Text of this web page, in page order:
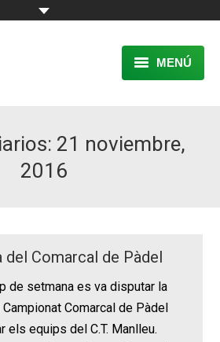
MENÚ
RESERVA
TENNIS
CONTACTE
21 noviembre,
2016
del Comarcal de Pàdel
de setmana es va disputar la
Comarcal de Pàdel
els equips del C.T. Manlleu.